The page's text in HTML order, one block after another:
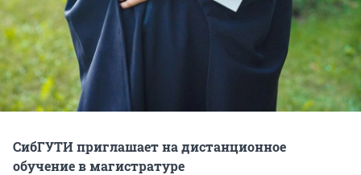
СибГУТИ приглашает на дистанционное
обучение в магистратуре